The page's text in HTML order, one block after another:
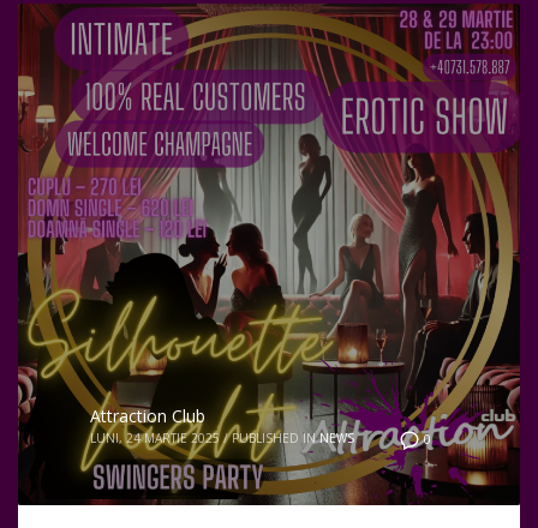
0
Attraction Club
LUNI, 24 MARTIE 2025 / PUBLISHED IN NEWS